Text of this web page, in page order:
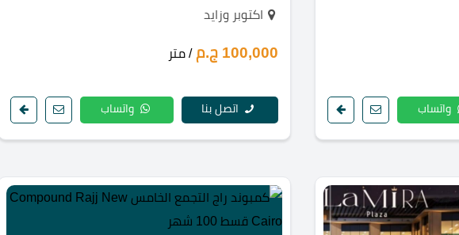
واتساب
اكتوبر وزايد
100,000 ج.م / متر
اتصل بنا واتساب